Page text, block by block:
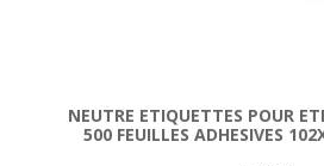
NEUTRE ETIQUETTES POUR
500 FEUILLES ADHESIVES